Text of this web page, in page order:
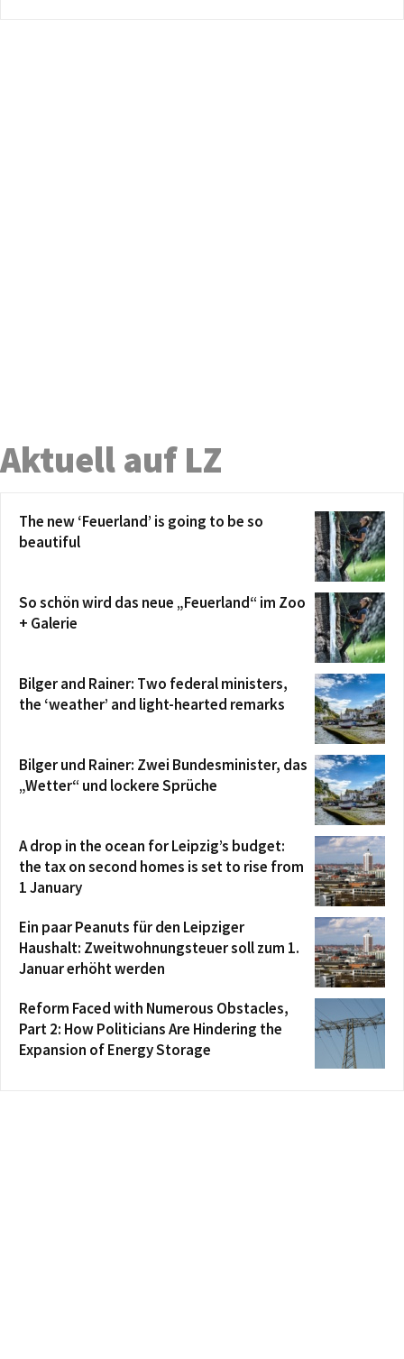
Aktuell auf LZ
The new ‘Feuerland’ is going to be so
beautiful
So schön wird das neue „Feuerland“ im Zoo
+ Galerie
Bilger and Rainer: Two federal ministers,
the ‘weather’ and light-hearted remarks
Bilger und Rainer: Zwei Bundesminister, das
„Wetter“ und lockere Sprüche
A drop in the ocean for Leipzig’s budget:
the tax on second homes is set to rise from
1 January
Ein paar Peanuts für den Leipziger
Haushalt: Zweitwohnungsteuer soll zum 1.
Januar erhöht werden
Reform Faced with Numerous Obstacles,
Part 2: How Politicians Are Hindering the
Expansion of Energy Storage